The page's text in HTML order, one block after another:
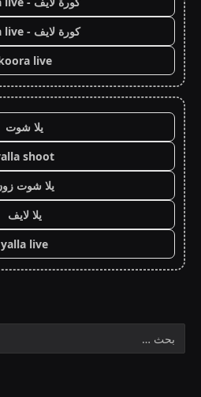
كورة لايف - koora live
live
يلا شوت
shoot
يلا شوت
يلا لايف
yalla live